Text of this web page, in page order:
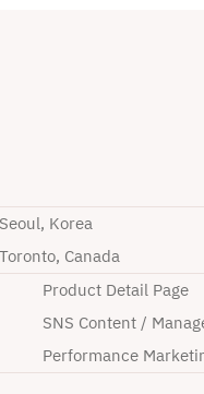
Seoul, Korea
Toronto, Canada
Product Detail Page
SNS Content /
Performance